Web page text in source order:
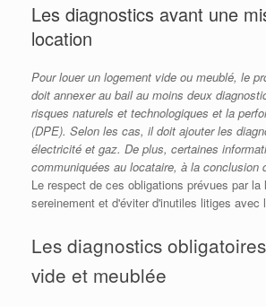
Les diagnostics avant une
location
Pour louer un logement vide ou meublé, le
doit annexer au bail au moins deux
risques naturels et technologiques et la
(DPE). Selon les cas, il doit ajouter les
électricité et gaz. De plus, certaines
communiquées au locataire, à la conclusion
Le respect de ces obligations prévues par la
sereinement et d'éviter d'inutiles litiges avec
Les diagnostics
vide et meublée